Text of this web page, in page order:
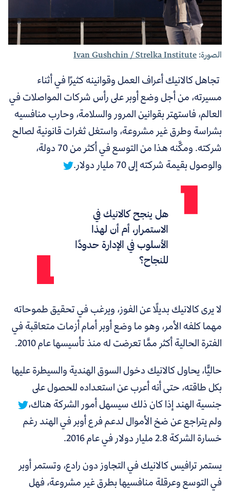
الصورة:Ivan Gushchin / Strelka Institute
تجاهل كالانيك أعراف العمل وقوانينه كثيرًا في أثناء
مسيرته، من أجل وضع أوبر على رأس شركات المواصلات في
العالم، فاستهتر بقوانين المرور والسلامة، وحارب منافسيه
بشراسة وطرق غير مشروعة، واستغل ثغرات قانونية لصالح
شركته.
ومكَّنه هذا من التوسع في أكثر من 70 دولة،
والوصول بقيمة شركته إلى 70 مليار دولار.
هل ينجح كالانيك في
الاستمرار، أم أن لهذا
الأسلوب في الإدارة حدودًا
للنجاح؟
لا يرى كالانيك بديلًا عن الفوز، ويرغب في تحقيق طموحاته
مهما كلفه الأمر، وهو ما وضع أوبر أمام أزمات متعاقبة في
الفترة الحالية أكثر ممَّا تعرضت له منذ تأسيسها عام 2010.
حاليًّا، يحاول كالانيك دخول السوق الهندية والسيطرة عليها
بكل طاقته، حتى أنهأعرب عن استعداده للحصول على
جنسية الهند إذا كان ذلك سيسهل أمور الشركة هناك،
ولم يتراجع عن ضخ الأموال لدعم فرع أوبر في الهند رغم
خسارة الشركة 2.8 مليار دولار في عام 2016.
يستمر ترافيس كالانيك في التجاوز دون رادع، وتستمر أوبر
في التوسع وعرقلة منافسيها بطرق غير مشروعة، فهل